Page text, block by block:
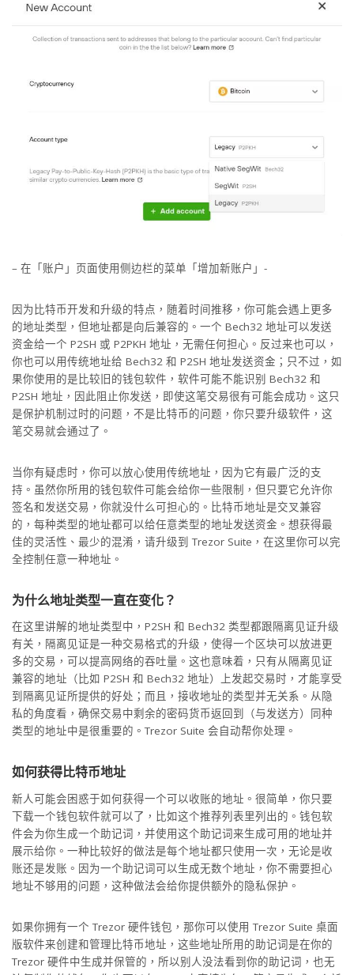
– 在「账户」页面使用侧边栏的菜单「增加新账户」-
因为比特币开发和升级的特点，随着时间推移，你可能会遇上更多
的地址类型，但地址都是向后兼容的。一个 Bech32 地址可以发送
资金给一个 P2SH 或 P2PKH 地址，无需任何担心。反过来也可以，
你也可以用传统地址给 Bech32 和 P2SH 地址发送资金；只不过，如
果你使用的是比较旧的钱包软件，软件可能不能识别 Bech32 和
P2SH 地址，因此阻止你发送，即使这笔交易很有可能会成功。这只
是保护机制过时的问题，不是比特币的问题，你只要升级软件，这
笔交易就会通过了。
当你有疑虑时，你可以放心使用传统地址，因为它有最广泛的支
持。虽然你所用的钱包软件可能会给你一些限制，但只要它允许你
签名和发送交易，你就没什么可担心的。比特币地址是交叉兼容
的，每种类型的地址都可以给任意类型的地址发送资金。想获得最
佳的灵活性、最少的混淆，请升级到 Trezor Suite，在这里你可以完
全控制任意一种地址。
为什么地址类型一直在变化？
在这里讲解的地址类型中，P2SH 和 Bech32 类型都跟隔离见证升级
有关，隔离见证是一种交易格式的升级，使得一个区块可以放进更
多的交易，可以提高网络的吞吐量。这也意味着，只有从隔离见证
兼容的地址（比如 P2SH 和 Bech32 地址）上发起交易时，才能享受
到隔离见证所提供的好处；而且，接收地址的类型并无关系。从隐
私的角度看，确保交易中剩余的密码货币返回到（与发送方）同种
类型的地址中是很重要的。Trezor Suite 会自动帮你处理。
如何获得比特币地址
新人可能会困惑于如何获得一个可以收账的地址。很简单，你只要
下载一个钱包软件就可以了，比如这个推荐列表里列出的。钱包软
件会为你生成一个助记词，并使用这个助记词来生成可用的地址并
展示给你。一种比较好的做法是每个地址都只使用一次，无论是收
账还是发账。因为一个助记词可以生成无数个地址，你不需要担心
地址不够用的问题，这种做法会给你提供额外的隐私保护。
如果你拥有一个 Trezor 硬件钱包，那你可以使用 Trezor Suite 桌面
版软件来创建和管理比特币地址，这些地址所用的助记词是在你的
Trezor 硬件中生成并保管的，所以别人没法看到你的助记词，也无